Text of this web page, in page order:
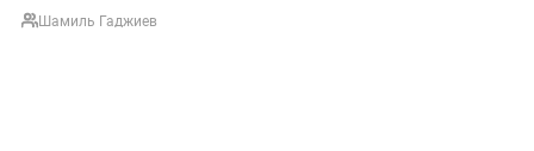
Шамиль Гаджиев